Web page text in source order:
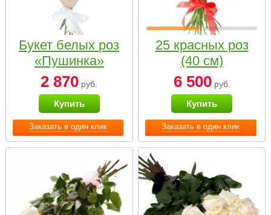
Заказать в один клик
Букет белых роз
«Пушинка»
2 870 руб.
Купить
Заказать в один клик
25 красных роз
(40 см)
6 500руб.
Купить